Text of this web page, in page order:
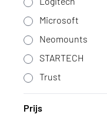
Microsoft
Neomounts
STARTECH
Trust
Prijs
Cherry KB KW
QWERTY
Op voorraad · JK-
47,-
38,84 excl. BTW